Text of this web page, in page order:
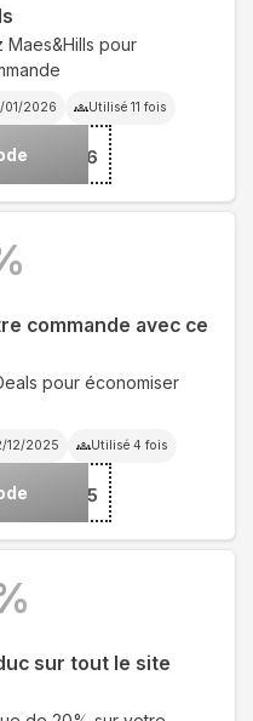
pour
01/2026 Utilisé 11 fois
***TER26
commande avec ce
pour économiser
12/2025 Utilisé 4 fois
***25
sur tout le site